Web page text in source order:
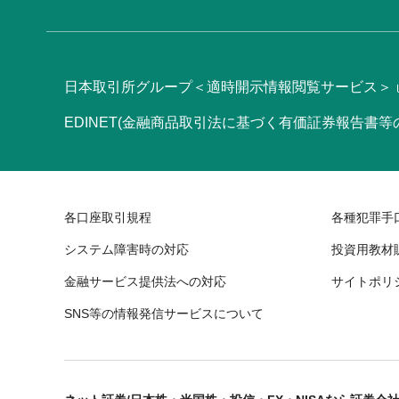
日本取引所グループ＜適時開示情報閲覧サービス＞
EDINET(金融商品取引法に基づく有価証券報告書
各口座取引規程 各種犯罪手
システム障害時の対応 投資用教材
金融サービス提供法への対応 サイトポリ
SNS等の情報発信サービスについて